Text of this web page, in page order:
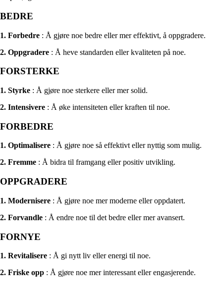
BEDRE
1. Forbedre : Å gjøre noe bedre eller mer effektivt, å oppgradere.
2. Oppgradere : Å heve standarden eller kvaliteten på noe.
FORSTERKE
1. Styrke : Å gjøre noe sterkere eller mer solid.
2. Intensivere : Å øke intensiteten eller kraften til noe.
FORBEDRE
1. Optimalisere : Å gjøre noe så effektivt eller nyttig som mulig.
2. Fremme : Å bidra til framgang eller positiv utvikling.
OPPGRADERE
1. Modernisere : Å gjøre noe mer moderne eller oppdatert.
2. Forvandle : Å endre noe til det bedre eller mer avansert.
FORNYE
1. Revitalisere : Å gi nytt liv eller energi til noe.
2. Friske opp : Å gjøre noe mer interessant eller engasjerende.